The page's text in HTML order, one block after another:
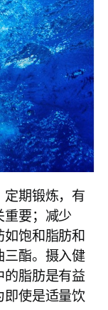
期锻炼，有
重要；减少
饱和脂肪和
三酯。摄入健
脂肪是有益
使是适量饮